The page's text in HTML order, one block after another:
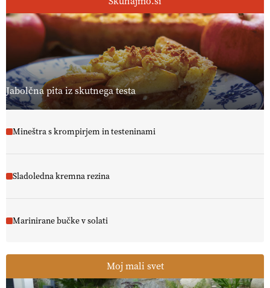
Jabolčna pita iz skutnega testa
Mineštra s krompirjem in testeninami
Sladoledna kremna rezina
Marinirane bučke v solati
Moj mali svet